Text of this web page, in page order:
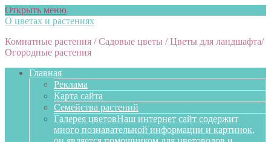
Открыть меню
О цветах и растениях
Комнатные растения / Садовые цветы / Цветы для ландшафта/
Огородные растения
Главная
Реклама
Карта сайта
Семейства растений
Галерея цветовНаш интернет сайт содержит
много познавательной информации и картинок,